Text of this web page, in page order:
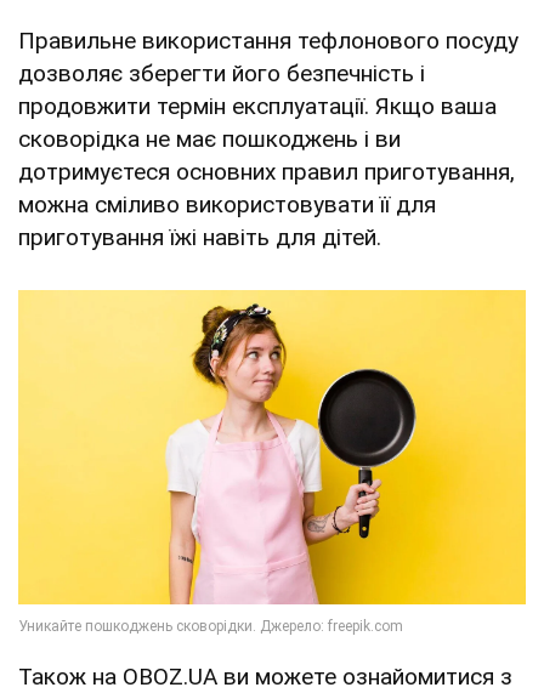
Правильне використання тефлонового посуду
дозволяє зберегти його безпечність і
продовжити термін експлуатації. Якщо ваша
сковорідка не має пошкоджень і ви
дотримуєтеся основних правил приготування,
можна сміливо використовувати її для
приготування їжі навіть для дітей.
Також на OBOZ.UA ви можете ознайомитися з